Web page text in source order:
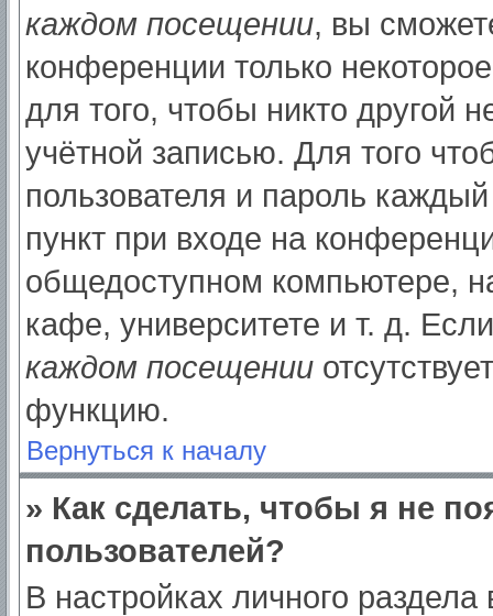
каждом посещении, вы
конференции только
для того, чтобы никто другой
учётной записью. Для того
пользователя и пароль
пункт при входе на
общедоступном компьютере,
кафе, университете и т. д.
каждом посещении
функцию.
Вернуться к началу
» Как сделать, чтобы я не
пользователей?
В настройках личного